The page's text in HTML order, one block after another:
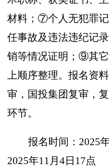
材料；⑦个人无犯罪
任事故及违法违纪记
销等情况证明 ； ⑨其
上顺序整理。 报名资
审， 国投集团复审，
环节。
报名时间 ： 2025
2025年11月4日17点